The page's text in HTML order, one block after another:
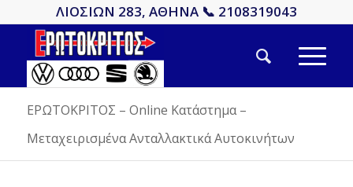
ΛΙΟΣΙΩΝ 283, ΑΘΗΝΑ 📞 2108319043
ΕΡΩΤΟΚΡΙΤΟΣ – Online Κατάστημα –
Μεταχειρισμένα Ανταλλακτικά Αυτοκινήτων